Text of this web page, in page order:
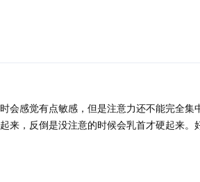
会感觉有点敏感，但是注意力还不能完全集
来，反倒是没注意的时候会乳首才硬起来。